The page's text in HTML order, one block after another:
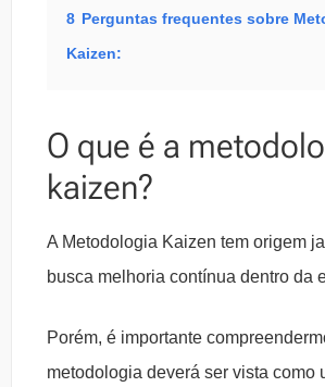
8 Perguntas frequentes sobre
Kaizen:
O que é a
kaizen?
A Metodologia Kaizen tem origem
busca melhoria contínua dentro da
Porém, é importante
metodologia deverá ser vista como